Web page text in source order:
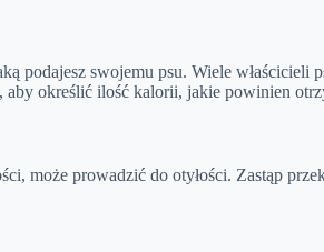
podajesz swojemu psu. Wiele
określić ilość kalorii, jakie powinien
może prowadzić do otyłości. Zastąp